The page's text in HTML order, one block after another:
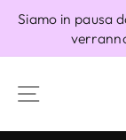
direttamente
Siamo in pausa